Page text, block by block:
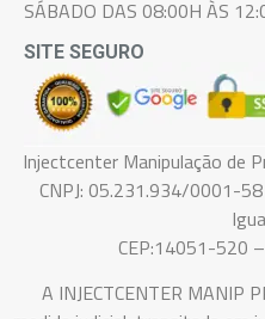
SÁBADO DAS 08:00H ÀS
SITE SEGURO
Injectcenter Manipulação de
CNPJ: 05.231.934/0001-
CEP:14051-520
A INJECTCENTER MANIP